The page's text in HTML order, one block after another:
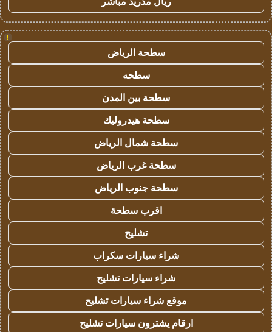
!
سطحة الرياض
سطحه
سطحة بين المدن
سطحة هيدروليك
سطحة شمال الرياض
سطحة غرب الرياض
سطحة جنوب الرياض
اقرب سطحة
تشليح
شراء سيارات سكراب
شراء سيارات تشليح
موقع شراء سيارات تشليح
ارقام يشترون سيارات تشليح